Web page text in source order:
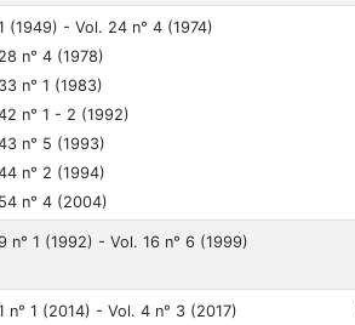
(1949) - Vol. 24 n° 4 (1974)
n° 4 (1978)
n° 1 (1983)
n° 1 - 2 (1992)
n° 5 (1993)
n° 2 (1994)
n° 4 (2004)
n° 1 (1992) - Vol. 16 n° 6 (1999)
n° 1 (2014) - Vol. 4 n° 3 (2017)